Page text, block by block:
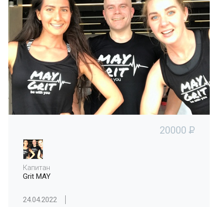
20000 P
Капитан
Grit MAY
24.04.2022